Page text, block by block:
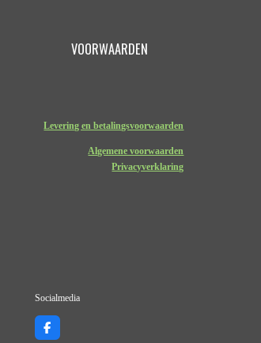
VOORWAARDEN
Levering en betalingsvoorwaarden
Algemene voorwaarden
Privacyverklaring
Socialmedia
F